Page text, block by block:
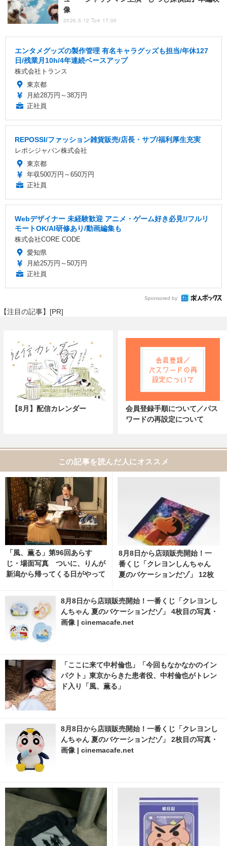
像
2026.5.12 Tue 17:00
エンタメグッズの製作管理 有名キャラグッズも担当/年休127
日/残業月10h/4年連続ベースアップ
株式会社トランス
東京都
月給28万円～38万円
正社員
REPOSSI/ファッション雑貨販売/店長・サブ/福利厚生充実
レポシジャパン株式会社
東京都
年収500万円～650万円
正社員
Webデザイナー 未経験歓迎 アニメ・ゲーム好き必見!/フルリ
モートOK/AI研修あり/動画編集も
株式会社CORE CODE
愛知県
月給25万円～50万円
正社員
Sponsored by
【注目の記事】[PR]
【8月】配信カレンダー
会員登録手順について／パス
ワードの再設定について
この記事を読んだ人にオススメ
「風、薫る」第96回あらす
じ・場面写真 ついに、りんが
新潟から帰ってくる日がやって
真・画像 | cinemacafe.net
8月8日から店頭販売開始！一
番くじ「クレヨンしんちゃん
夏のバケーションだゾ」 12枚
net
8月8日から店頭販売開始！一番くじ「クレヨンし
んちゃん 夏のバケーションだゾ」 4枚目の写真・
画像 | cinemacafe.net
「ここに来て中村倫也」「今回もなかなかのイン
パクト」東京からきた患者役、中村倫也がトレン
ド入り「風、薫る」
8月8日から店頭販売開始！一番くじ「クレヨンし
んちゃん 夏のバケーションだゾ」 2枚目の写真・
画像 | cinemacafe.net